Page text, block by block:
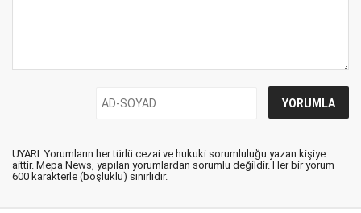
UYARI: Yorumların her türlü cezai ve hukuki sorumluluğu yazan kişiye
aittir. Mepa News, yapılan yorumlardan sorumlu değildir. Her bir yorum
600 karakterle (boşluklu) sınırlıdır.